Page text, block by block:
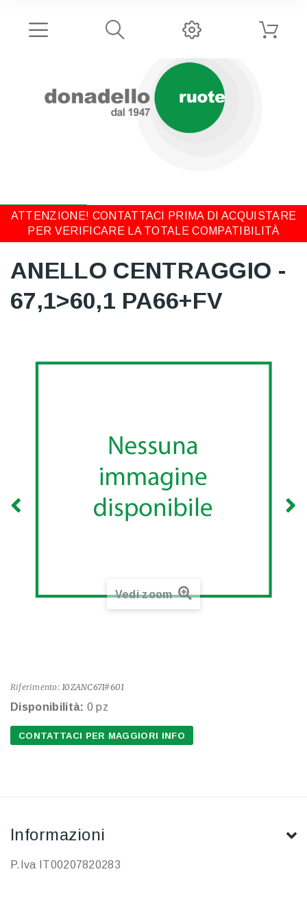
ATTENZIONE! CONTATTACI PRIMA DI ACQUISTARE
PER VERIFICARE LA TOTALE COMPATIBILITÀ
ANELLO CENTRAGGIO -
67,1>60,1 PA66+FV
Vedi zoom
Riferimento: 10ZANC671#601
Disponibilità: 0 pz
CONTATTACI PER MAGGIORI INFO
Informazioni
P.Iva IT00207820283